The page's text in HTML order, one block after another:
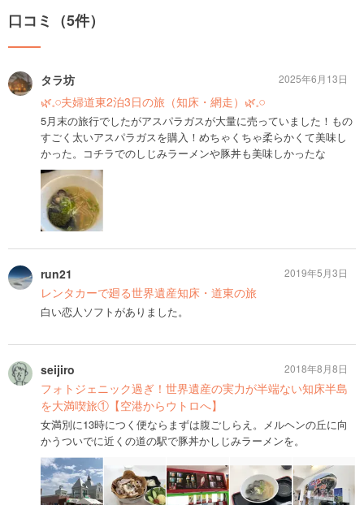
口コミ（5件）
タラ坊
🌿𓈒𓏸夫婦道東2泊3日の旅（知床・網走）🌿𓈒𓏸
5月末の旅行でしたがアスパラガスが大量に売っていました！もの
すごく太いアスパラガスを購入！めちゃくちゃ柔らかくて美味し
かった。コチラでのしじみラーメンや豚丼も美味しかったな
2025年6月13日
run21
レンタカーで廻る世界遺産知床・道東の旅
白い恋人ソフトがありました。
2019年5月3日
seijiro
フォトジェニック過ぎ！世界遺産の実力が半端ない知床半島
を大満喫旅①【空港からウトロへ】
女満別に13時につく便ならまずは腹ごしらえ。メルヘンの丘に向
かうついでに近くの道の駅で豚丼かしじみラーメンを。
2018年8月8日